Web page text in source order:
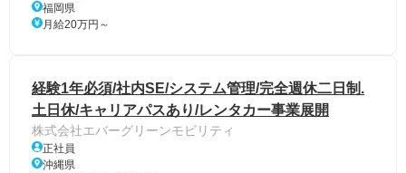
福岡県
月給20万円～
経験1年必須/社内SE/システム管理/完全週休二日制.
土日休/キャリアパスあり/レンタカー事業展開
株式会社エバーグリーンモビリティ
正社員
沖縄県